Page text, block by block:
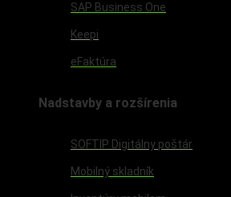
SAP Business One
Keepi
eFaktúra
Nadstavby a rozšírenia
SOFTIP Digitálny poštár
Mobilný skladník